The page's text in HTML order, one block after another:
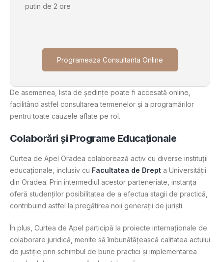
putin de 2 ore
Programeaza Consultanta Online
De asemenea, lista de ședințe poate fi accesată online,
facilitând astfel consultarea termenelor și a programărilor
pentru toate cauzele aflate pe rol​.
Colaborări și Programe Educaționale
Curtea de Apel Oradea colaborează activ cu diverse instituții
educaționale, inclusiv cu Facultatea de Drept a Universității
din Oradea. Prin intermediul acestor parteneriate, instanța
oferă studenților posibilitatea de a efectua stagii de practică,
contribuind astfel la pregătirea noii generații de juriști.
În plus, Curtea de Apel participă la proiecte internaționale de
colaborare juridică, menite să îmbunătățească calitatea actului
de justiție prin schimbul de bune practici și implementarea